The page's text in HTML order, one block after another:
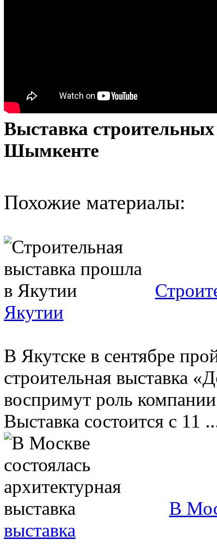
Выставка
Шымкенте
Похожие материалы:
Якутии
В Якутске в сентябре
строительная выставка
воспримут роль
Выставка состоится с 11
В
выставка